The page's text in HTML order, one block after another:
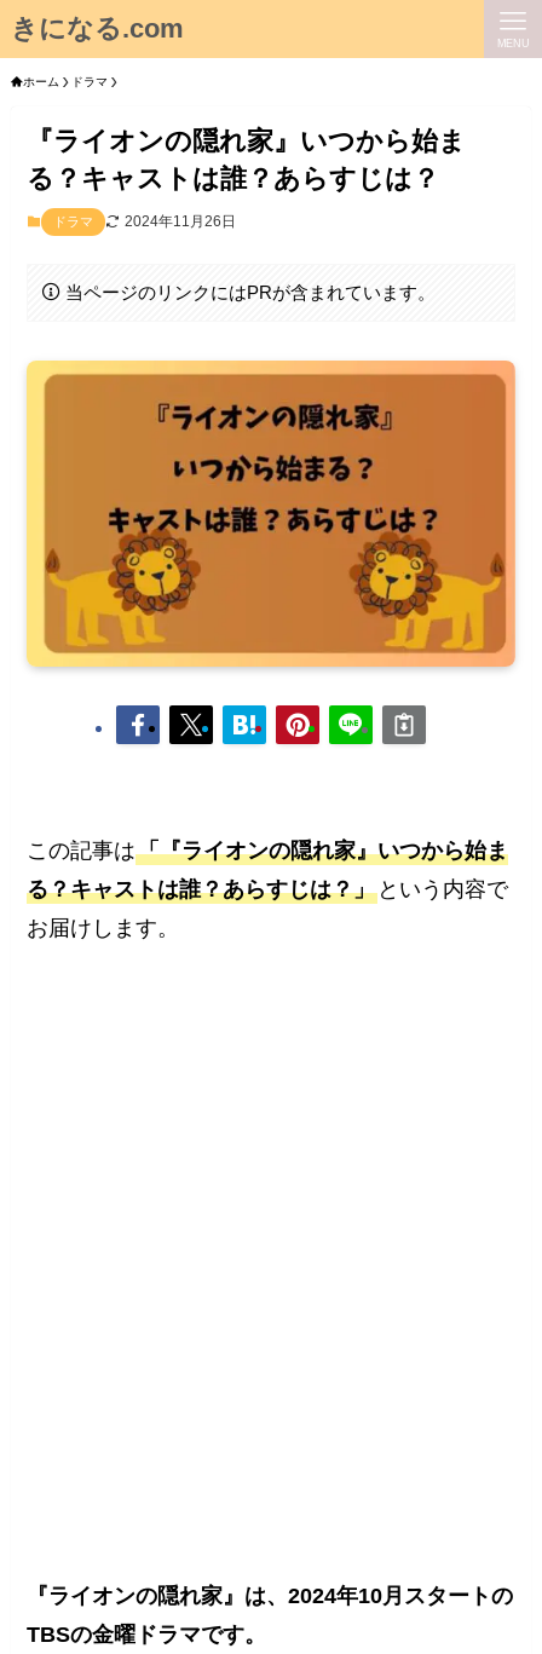
きになる.com MENU
ホーム ドラマ
『ライオンの隠れ家』いつから始ま
る？キャストは誰？あらすじは？
ドラマ 2024年11月26日
当ページのリンクにはPRが含まれています。
この記事は「『ライオンの隠れ家』いつから始ま
る？キャストは誰？あらすじは？」 という内容で
お届けします。
『ライオンの隠れ家』は、2024年10月スタートの
TBSの金曜ドラマです。